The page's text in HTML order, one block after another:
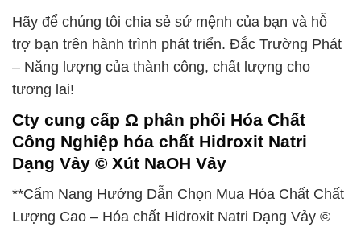
Hãy để chúng tôi chia sẻ sứ mệnh của bạn và hỗ
trợ bạn trên hành trình phát triển. Đắc Trường Phát
– Năng lượng của thành công, chất lượng cho
tương lai!
Cty cung cấp Ω phân phối Hóa Chất
Công Nghiệp hóa chất Hidroxit Natri
Dạng Vảy © Xút NaOH Vảy
**Cẩm Nang Hướng Dẫn Chọn Mua Hóa Chất Chất
Lượng Cao – Hóa chất Hidroxit Natri Dạng Vảy ©